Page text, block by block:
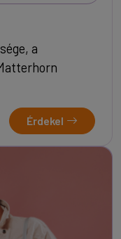
a
Érdekel